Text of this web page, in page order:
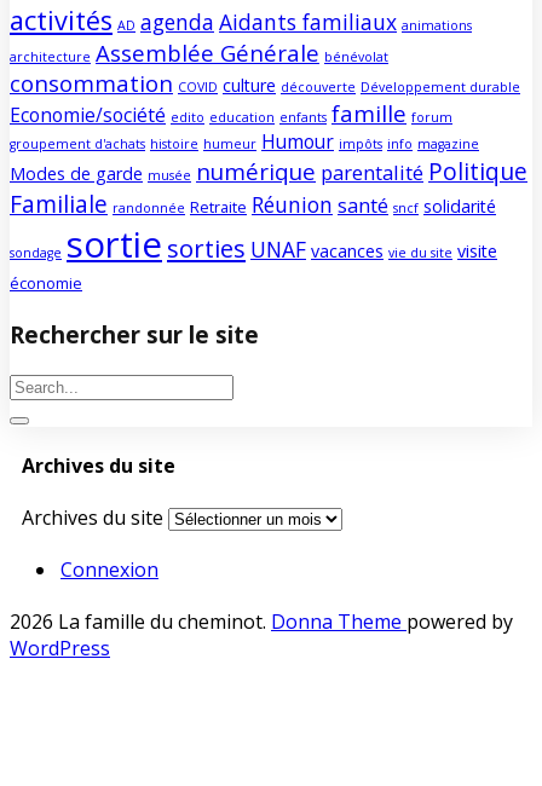
activités AD agenda Aidants familiaux animations
architecture Assemblée Générale bénévolat
consommation COVID culture découverte Développement durable
Economie/société edito education enfants famille forum
groupement d'achats histoire humeur Humour impôts info magazine
Modes de garde musée numérique parentalité Politique
Familiale randonnée Retraite Réunion santé sncf solidarité
sondage sortie sorties UNAF vacances vie du site visite
économie
Rechercher sur le site
Archives du site
Archives du site
Connexion
2026 La famille du cheminot. Donna Theme powered by
WordPress